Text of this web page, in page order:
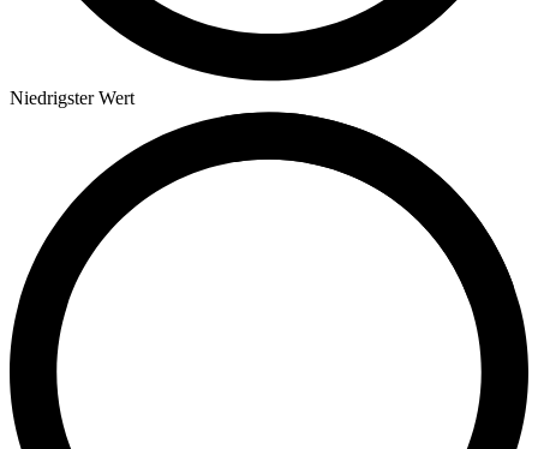
Niedrigster Wert